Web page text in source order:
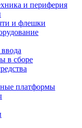
и периферия
и флешки
в сборе
платформы